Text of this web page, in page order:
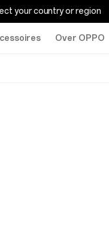
your country or region
Over OPPO